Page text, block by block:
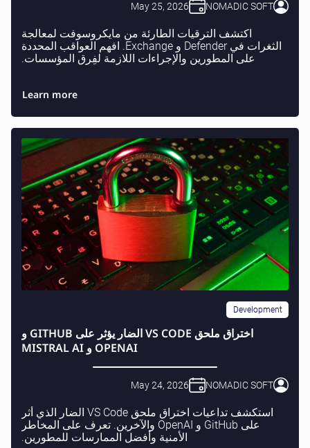
NOMADIC SOFT
May 25, 2026
اكتشف الترقيات الطارئة من مايكروسوفت لمعالجة
الثغرات في Defender و Exchange. افهم العواقب المحددة
على المطورين والإجراءات اللازمة لفِرق المؤسسات.
Learn more
Development
اختراق ملحق VS CODE الضار يؤثر على GITHUB و
OPENAI و MISTRAL AI
NOMADIC SOFT
May 24, 2026
استكشف تداعيات اختراق ملحق VS Code الضار الذي أثر
على GitHub و OpenAI والآخرين. تعرف على المخاطر
الأمنية وأفضل الممارسات للمطورين.